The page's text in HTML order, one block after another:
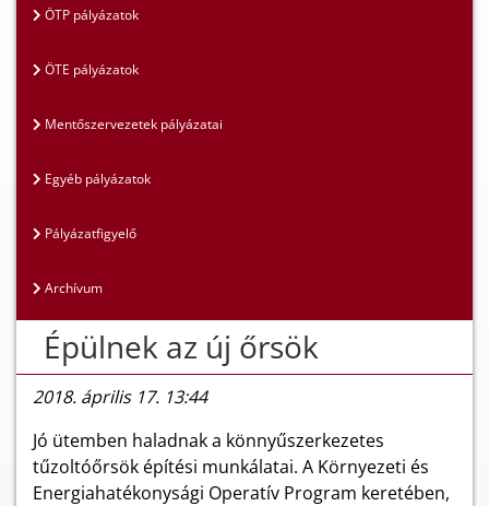
ÖTP pályázatok
ÖTE pályázatok
Mentőszervezetek pályázatai
Egyéb pályázatok
Pályázatfigyelő
Archívum
Épülnek az új őrsök
2018. április 17. 13:44
Jó ütemben haladnak a könnyűszerkezetes
tűzoltóőrsök építési munkálatai. A Környezeti és
Energiahatékonysági Operatív Program keretében,